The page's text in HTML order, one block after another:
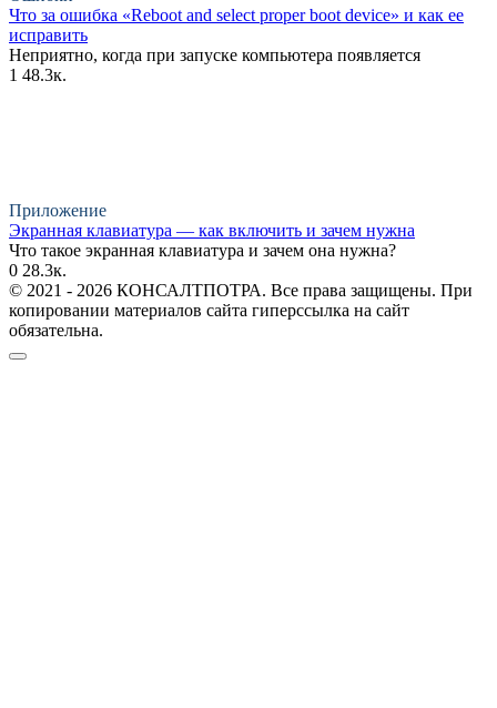
Что за ошибка «Reboot and select proper boot device» и как ее
исправить
Неприятно, когда при запуске компьютера появляется
1 48.3к.
Приложение
Экранная клавиатура — как включить и зачем нужна
Что такое экранная клавиатура и зачем она нужна?
0 28.3к.
© 2021 - 2026 КОНСАЛТПОТРА. Все права защищены. При
копировании материалов сайта гиперссылка на сайт
обязательна.